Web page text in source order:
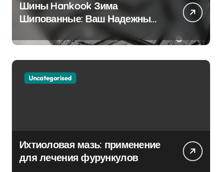
Шины Hankook Зима
Шипованные: Ваш Надежный
Партнёр на Снежных Дорогах
Uncategorised
Ихтиоловая мазь: применение
для лечения фурункулов